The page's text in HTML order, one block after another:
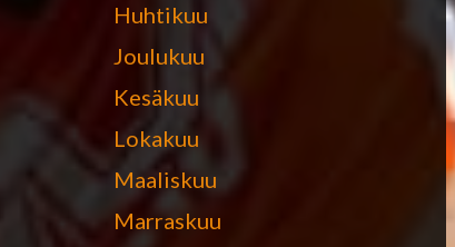
Huhtikuu
Joulukuu
Kesäkuu
Lokakuu
Maaliskuu
Marraskuu